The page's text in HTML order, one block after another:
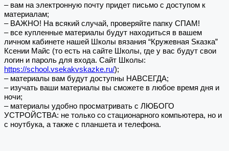
– вам на электронную почту придет письмо с доступом к
материалам;
– ВАЖНО! На всякий случай, проверяйте папку СПАМ!
– все купленные материалы будут находиться в вашем
личном кабинете нашей Школы вязания “Кружевная Sказка”
Ксении Майс (то есть на сайте Школы, где у вас будут свои
логин и пароль для входа. Сайт Школы:
https://school.vsekakvskazke.ru/);
– материалы вам будут доступны НАВСЕГДА;
– изучать ваши материалы вы сможете в любое время дня и
ночи;
– материалы удобно просматривать с ЛЮБОГО
УСТРОЙСТВА: не только со стационарного компьютера, но и
с ноутбука, а также с планшета и телефона.